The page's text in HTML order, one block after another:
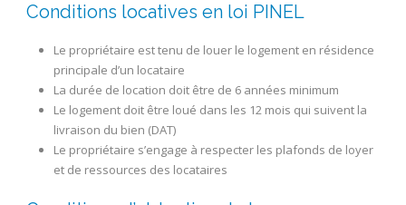
Conditions locatives en loi PINEL
Le propriétaire est tenu de louer le logement en résidence
principale d’un locataire
La durée de location doit être de 6 années minimum
Le logement doit être loué dans les 12 mois qui suivent la
livraison du bien (DAT)
Le propriétaire s’engage à respecter les plafonds de loyer
et de ressources des locataires